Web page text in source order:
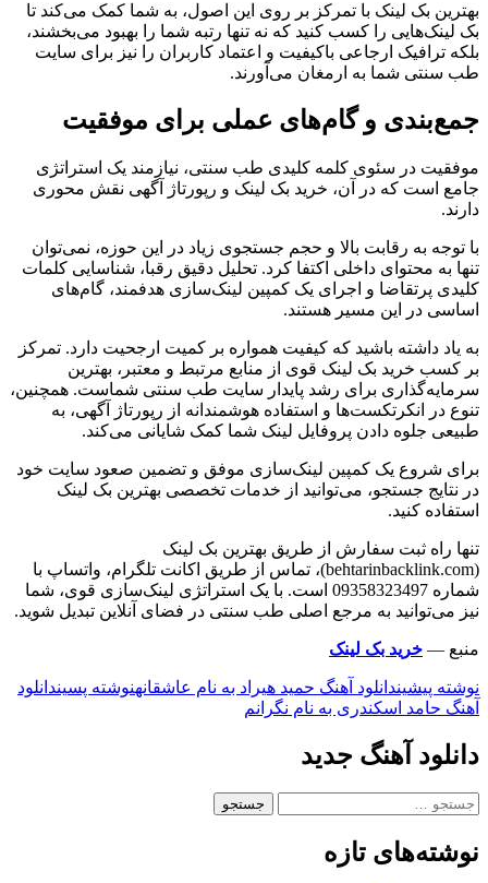
بهترین بک لینک با تمرکز بر روی این اصول، به شما کمک می‌کند تا
بک لینک‌هایی را کسب کنید که نه تنها رتبه شما را بهبود می‌بخشند،
بلکه ترافیک ارجاعی باکیفیت و اعتماد کاربران را نیز برای سایت
طب سنتی شما به ارمغان می‌آورند.
جمع‌بندی و گام‌های عملی برای موفقیت
موفقیت در سئوی کلمه کلیدی طب سنتی، نیازمند یک استراتژی
جامع است که در آن، خرید بک لینک و رپورتاژ آگهی نقش محوری
دارند.
با توجه به رقابت بالا و حجم جستجوی زیاد در این حوزه، نمی‌توان
تنها به محتوای داخلی اکتفا کرد. تحلیل دقیق رقبا، شناسایی کلمات
کلیدی پرتقاضا و اجرای یک کمپین لینک‌سازی هدفمند، گام‌های
اساسی در این مسیر هستند.
به یاد داشته باشید که کیفیت همواره بر کمیت ارجحیت دارد. تمرکز
بر کسب خرید بک لینک قوی از منابع مرتبط و معتبر، بهترین
سرمایه‌گذاری برای رشد پایدار سایت طب سنتی شماست. همچنین،
تنوع در انکرتکست‌ها و استفاده هوشمندانه از رپورتاژ آگهی، به
طبیعی جلوه دادن پروفایل لینک شما کمک شایانی می‌کند.
برای شروع یک کمپین لینک‌سازی موفق و تضمین صعود سایت خود
در نتایج جستجو، می‌توانید از خدمات تخصصی بهترین بک لینک
استفاده کنید.
تنها راه ثبت سفارش از طریق بهترین بک لینک
(behtarinbacklink.com)، تماس از طریق اکانت تلگرام، واتساپ با
شماره 09358323497 است. با یک استراتژی لینک‌سازی قوی، شما
نیز می‌توانید به مرجع اصلی طب سنتی در فضای آنلاین تبدیل شوید.
منبع — خرید بک لینک
ناوبری
نوشته
نوشته پیشیندانلود آهنگ حمید هیراد به نام عاشقانهنوشته پسیندانلود
آهنگ حامد اسکندری به نام نگرانم
دانلود آهنگ جدید
جستجو
نوشته‌های تازه